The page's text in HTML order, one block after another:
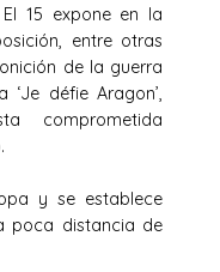
15 expone en la
entre otras
de la guerra
défie Aragon’,
comprometida
y se establece
poca distancia de